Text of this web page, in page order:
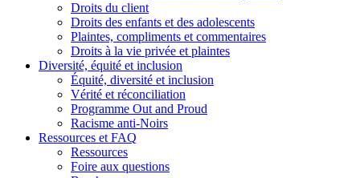
Droits du client
Droits des enfants et des adolescents
Plaintes, compliments et commentaires
Droits à la vie privée et plaintes
Diversité, équité et inclusion
Équité, diversité et inclusion
Vérité et réconciliation
Programme Out and Proud
Racisme anti-Noirs
Ressources et FAQ
Ressources
Foire aux questions